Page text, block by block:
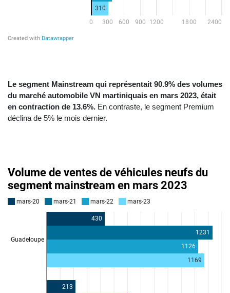
Le segment Mainstream qui représentait 90.9% des volumes
du marché automobile VN martiniquais en mars 2023, était
en contraction de 13.6%. En contraste, le segment Premium
déclina de 5% le mois dernier.